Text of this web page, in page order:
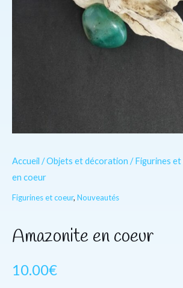
Accueil /Objets et décoration /Figurines
en coeur
Figurines et coeur, Nouveautés
Amazonite en coeur
10.00€